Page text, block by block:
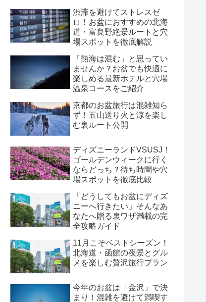
渋滞を避けてストレスゼ
ロ！お盆におすすめの北海
道・富良野絶景ルートと穴
場スポットを徹底解説
「熱海は混む」と思ってい
ませんか？お盆でも快適に
楽しめる最新ホテルと穴場
温泉コースをご紹介
京都のお盆旅行は混雑知ら
ず！五山送り火と涼を楽し
む裏ルート公開
ディズニーランドVSUSJ！
ゴールデンウィークに行く
ならどっち？待ち時間や穴
場スポットを徹底比較
「どうしてもお盆にディズ
ニーへ行きたい」そんなあ
なたへ贈る裏ワザ満載の完
全攻略ガイド
11月こそベストシーズン！
北海道・函館の夜景とグル
メを楽しむ贅沢旅行プラン
今年のお盆は「金沢」で決
まり！混雑を避けて満喫す